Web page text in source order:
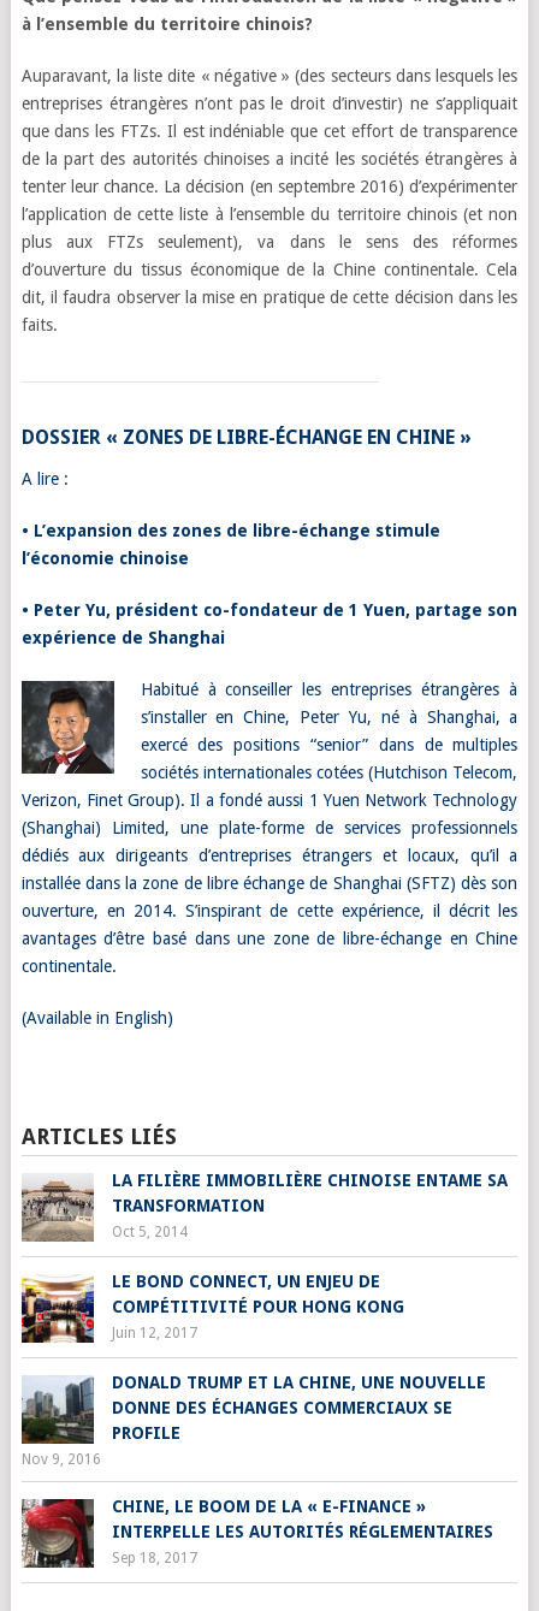
à l’ensemble du territoire chinois?
Auparavant, la liste dite « négative » (des secteurs dans lesquels les
entreprises étrangères n’ont pas le droit d’investir) ne s’appliquait
que dans les FTZs. Il est indéniable que cet effort de transparence
de la part des autorités chinoises a incité les sociétés étrangères à
tenter leur chance. La décision (en septembre 2016) d’expérimenter
l’application de cette liste à l’ensemble du territoire chinois (et non
plus aux FTZs seulement), va dans le sens des réformes
d’ouverture du tissus économique de la Chine continentale. Cela
dit, il faudra observer la mise en pratique de cette décision dans les
faits.
DOSSIER « ZONES DE LIBRE-ÉCHANGE EN CHINE »
A lire :
• L’expansion des zones de libre-échange stimule
l’économie chinoise
• Peter Yu, président co-fondateur de 1 Yuen, partage son
expérience de Shanghai
Habitué à conseiller les entreprises étrangères à
s’installer en Chine, Peter Yu, né à Shanghai, a
exercé des positions “senior” dans de multiples
sociétés internationales cotées (Hutchison Telecom,
Verizon, Finet Group). Il a fondé aussi 1 Yuen Network Technology
(Shanghai) Limited, une plate-forme de services professionnels
dédiés aux dirigeants d’entreprises étrangers et locaux, qu’il a
installée dans la zone de libre échange de Shanghai (SFTZ) dès son
ouverture, en 2014. S’inspirant de cette expérience, il décrit les
avantages d’être basé dans une zone de libre-échange en Chine
continentale.
(Available in English)
ARTICLES LIÉS
LA FILIÈRE IMMOBILIÈRE CHINOISE ENTAME SA
TRANSFORMATION
Oct 5, 2014
LE BOND CONNECT, UN ENJEU DE
COMPÉTITIVITÉ POUR HONG KONG
Juin 12, 2017
DONALD TRUMP ET LA CHINE, UNE NOUVELLE
DONNE DES ÉCHANGES COMMERCIAUX SE
PROFILE
Nov 9, 2016
CHINE, LE BOOM DE LA « E-FINANCE »
INTERPELLE LES AUTORITÉS RÉGLEMENTAIRES
Sep 18, 2017